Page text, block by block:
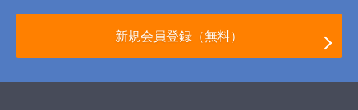
新規会員登録（無料）